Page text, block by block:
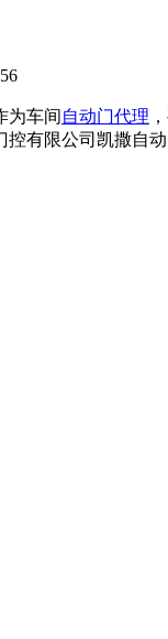
为车间 自动门代理
控有限公司凯撒自